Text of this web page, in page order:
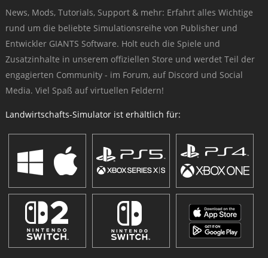
News, Mods, Tutorials, Support & mehr: Erfahrt alles Wichtige
rund um die beliebte Simulationsreihe von Publisher und
Entwickler GIANTS Software. Holt euch die Spiele und
Zusatzinhalte in unserem offiziellen Store und werdet Teil der
engagierten Community - im Forum, auf Discord und Social
Media. Viel Spaß auf virtuellen Feldern!
Landwirtschafts-Simulator ist erhältlich für: